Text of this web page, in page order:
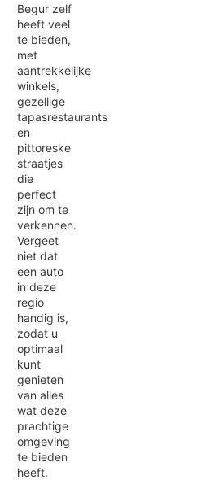
Begur zelf
heeft veel
te bieden,
met
aantrekkelijke
winkels,
gezellige
tapasrestaurants
en
pittoreske
straatjes
die
perfect
zijn om te
verkennen.
Vergeet
niet dat
een auto
in deze
regio
handig is,
zodat u
optimaal
kunt
genieten
van alles
wat deze
prachtige
omgeving
te bieden
heeft.